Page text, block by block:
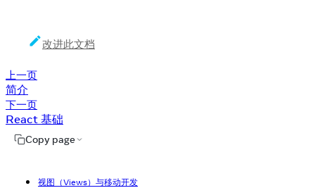
改进此文档
上一页
简介
下一页
React 基础
Copy page
视图（Views）与移动开发